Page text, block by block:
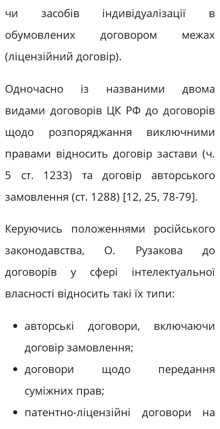
чи засобів індивідуалізації в
обумовлених договором межах
(ліцензійний договір).
Одночасно із названими двома
видами договорів ЦК РФ до договорів
щодо розпоряджання виключними
правами відносить договір застави (ч.
5 ст. 1233) та договір авторського
замовлення (ст. 1288) [12, 25, 78-79].
Керуючись положеннями російського
законодавства, О. Рузакова до
договорів у сфері інтелектуальної
власності відносить такі їх типи:
авторські договори, включаючи
договір замовлення;
договори щодо передання
суміжних прав;
патентно-ліцензійні договори на